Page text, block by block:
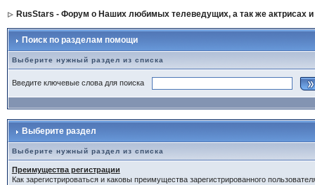
RusStars - Форум о Наших любимых телеведущих, а так же актрисах и
Поиск по разделам помощи
Выберите нужный раздел из списка
Введите ключевые слова для поиска
Выберите раздел
Выберите нужный раздел из списка
Преимущества регистрации
Как зарегистрироваться и каковы преимущества зарегистрированного